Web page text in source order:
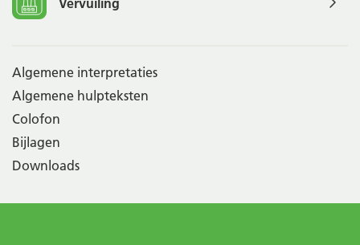
Algemene interpretaties
Algemene hulpteksten
Colofon
Bijlagen
Downloads